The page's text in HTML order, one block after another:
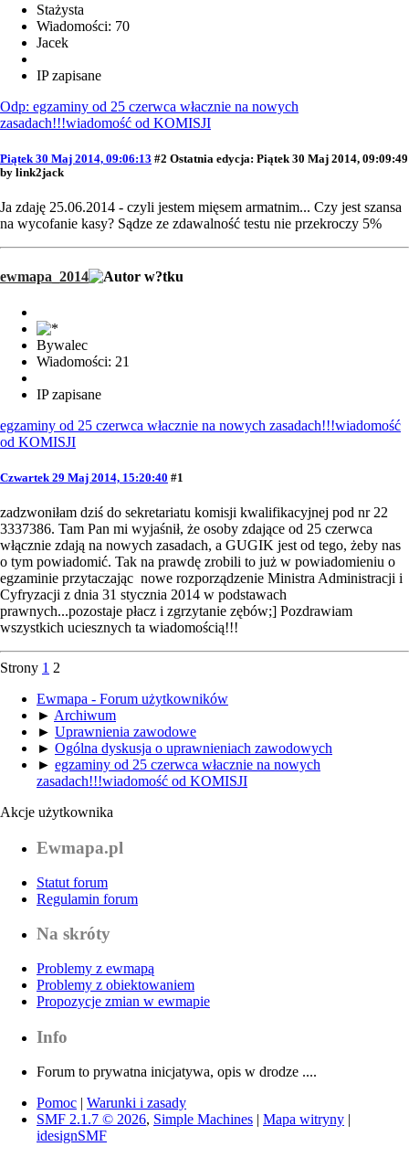
Stażysta
Wiadomości: 70
Jacek
IP zapisane
Odp: egzaminy od 25 czerwca włacznie na nowych
zasadach!!!wiadomość od KOMISJI
Piątek 30 Maj 2014, 09:06:13 #2 Ostatnia edycja: Piątek 30 Maj 2014, 09:09:49
by link2jack
Ja zdaję 25.06.2014 - czyli jestem mięsem armatnim... Czy jest szansa
na wycofanie kasy? Sądze ze zdawalność testu nie przekroczy 5%
ewmapa_2014
Bywalec
Wiadomości: 21
IP zapisane
egzaminy od 25 czerwca włacznie na nowych zasadach!!!wiadomość
od KOMISJI
Czwartek 29 Maj 2014, 15:20:40 #1
zadzwoniłam dziś do sekretariatu komisji kwalifikacyjnej pod nr 22
3337386. Tam Pan mi wyjaśnił, że osoby zdające od 25 czerwca
włącznie zdają na nowych zasadach, a GUGIK jest od tego, żeby nas
o tym powiadomić. Tak na prawdę zrobili to już w powiadomieniu o
egzaminie przytaczając nowe rozporządzenie Ministra Administracji i
Cyfryzacji z dnia 31 stycznia 2014 w podstawach
prawnych...pozostaje płacz i zgrzytanie zębów;] Pozdrawiam
wszystkich uciesznych ta wiadomością!!!
Strony 1 2
Ewmapa - Forum użytkowników
► Archiwum
► Uprawnienia zawodowe
► Ogólna dyskusja o uprawnieniach zawodowych
► egzaminy od 25 czerwca włacznie na nowych
zasadach!!!wiadomość od KOMISJI
Akcje użytkownika
Ewmapa.pl
Statut forum
Regulamin forum
Na skróty
Problemy z ewmapą
Problemy z obiektowaniem
Propozycje zmian w ewmapie
Info
Forum to prywatna inicjatywa, opis w drodze ....
Pomoc | Warunki i zasady
SMF 2.1.7 © 2026, Simple Machines | Mapa witryny |
idesignSMF